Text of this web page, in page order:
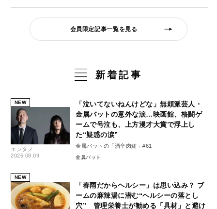
会員限定記事一覧を見る
新着記事
NEW
エンタメ
2026.08.09
「泣いてないねんけどな」無頼派芸人・
金属バットの意外な涙…映画館、格闘ゲ
ームで号泣も、上方漫才大賞で浮上し
た“疑惑の涙”
金属バットの「酒辛肉鮪」#61
金属バット
NEW
「春雨だからヘルシー」は思い込み？ ブ
ームの麻辣湯に潜む“ヘルシーの落とし
穴” 管理栄養士が勧める「具材」と避け